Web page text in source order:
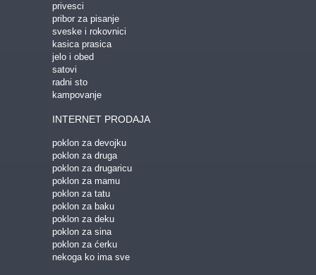
privesci
pribor za pisanje
sveske i rokovnici
kasica prasica
jelo i obed
satovi
radni sto
kampovanje
INTERNET PRODAJA
poklon za devojku
poklon za druga
poklon za drugaricu
poklon za mamu
poklon za tatu
poklon za baku
poklon za deku
poklon za sina
poklon za ćerku
nekoga ko ima sve